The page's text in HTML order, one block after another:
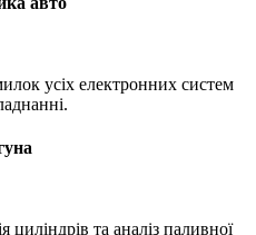
усіх електронних систем
циліндрів та аналіз паливної